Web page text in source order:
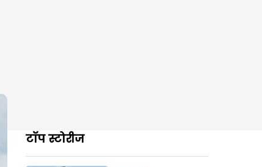
टॉप स्टोरीज